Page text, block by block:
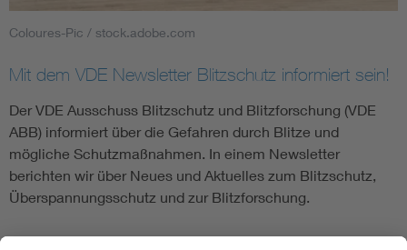
Coloures-Pic / stock.adobe.com
Mit dem VDE Newsletter Blitzschutz informiert sein!
Der VDE Ausschuss Blitzschutz und Blitzforschung (VDE
ABB) informiert über die Gefahren durch Blitze und
mögliche Schutzmaßnahmen. In einem Newsletter
berichten wir über Neues und Aktuelles zum Blitzschutz,
Überspannungsschutz und zur Blitzforschung.
Interessenten können sich für einzelne Themen registrieren